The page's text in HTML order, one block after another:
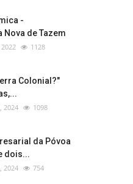
-
Nova de Tazem
1128
Colonial?"
2024 1098
da Póvoa
dois...
2024 754